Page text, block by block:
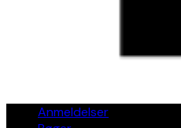
Anmeldelser